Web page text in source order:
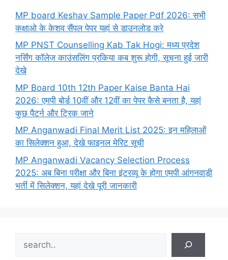
MP board Keshav Sample Paper Pdf 2026: सभी
कक्षाओ के केशव सैंपल पेपर यहां से डाउनलोड करे
MP PNST Counselling Kab Tak Hogi: मध्य प्रदेश
नर्सिंग कॉलेज काउंसलिंग प्रकिया कब शुरू होगी, सूचना हुई जारी
देखे
MP Board 10th 12th Paper Kaise Banta Hai
2026: एमपी बोर्ड 10वीं और 12वीं का पेपर कैसे बनता है, यहां
कुछ पैटर्न और ट्रिक जाने
MP Anganwadi Final Merit List 2025: इन महिलाओं
का सिलेक्शन हुआ, देखे फाइनल मेरिट सूची
MP Anganwadi Vacancy Selection Process
2025: अब बिना परीक्षा और बिना इंटरव्यू के होगा एमपी आंगनवाड़ी
भर्ती में सिलेक्शन, यहां देखे पूरी जानकारी